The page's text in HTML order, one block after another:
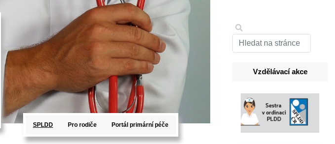
SPLDD Pro rodiče Portál primární péče
Vzdělávací akce